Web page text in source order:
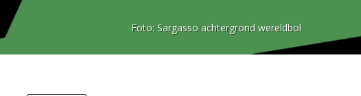
Foto: Sargasso achtergrond wereldbol